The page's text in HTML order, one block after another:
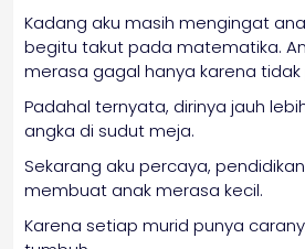
Kadang aku masih mengingat
begitu takut pada matematika.
merasa gagal hanya karena
Padahal ternyata, dirinya jauh
angka di sudut meja.
Sekarang aku percaya,
membuat anak merasa kecil.
Karena setiap murid punya